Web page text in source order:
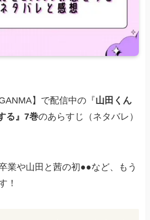
】で配信中の『山田くん
る』7巻のあらすじ（ネタバレ）
業や山田と茜の初●●など、もう
！